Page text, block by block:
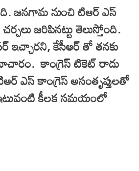
జనగామ నుంచి టిఆర్ ఎస్
జరిపినట్టు తెలుస్తోంది.
ఇచ్చారని, కేసీఆర్ తో తనకు
కాంగ్రెస్ టికెట్ రాదు
ఎస్ కాంగ్రెస్ అసంతృప్తులతో
కీలక సమయంలో